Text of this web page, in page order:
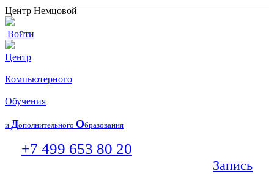
Центр Немцовой
Войти
Центр
Компьютерного
Обучения
и Дополнительного Образования
+7 499 653 80 20
Запись